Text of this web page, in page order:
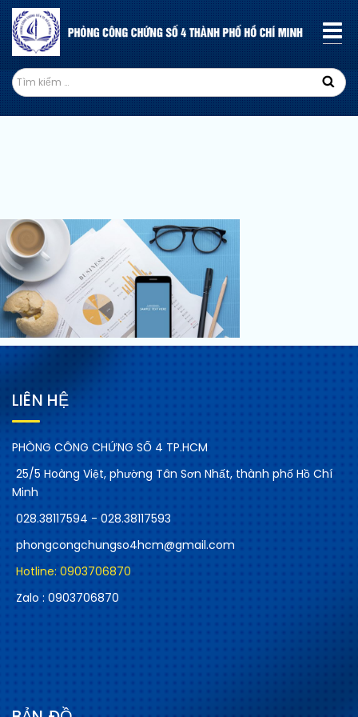
LIÊN HỆ
PHÒNG CÔNG CHỨNG SỐ 4 TP.HCM
25/5 Hoàng Việt, phường Tân Sơn Nhất, thành phố Hồ Chí
Minh
028.38117594 - 028.38117593
phongcongchungso4hcm@gmail.com
Hotline: 0903706870
Zalo : 0903706870